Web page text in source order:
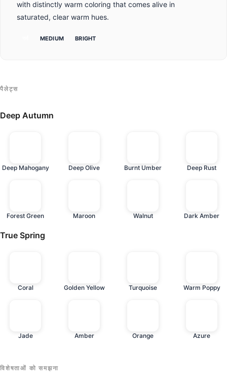
with distinctly warm coloring that comes alive in
saturated, clear warm hues.
MEDIUM BRIGHT
पैलेट्स
Deep Autumn
Deep Mahogany Deep Olive Burnt Umber Deep Rust
Forest Green Maroon Walnut Dark Amber
True Spring
Coral Golden Yellow Turquoise Warm Poppy
Jade Amber Orange Azure
विशेषताओं को समझना